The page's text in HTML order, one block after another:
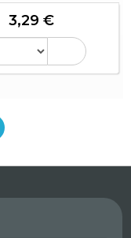
3,29 €